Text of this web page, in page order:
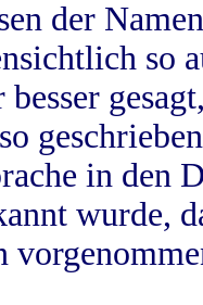
der
so
besser
in
wurde,